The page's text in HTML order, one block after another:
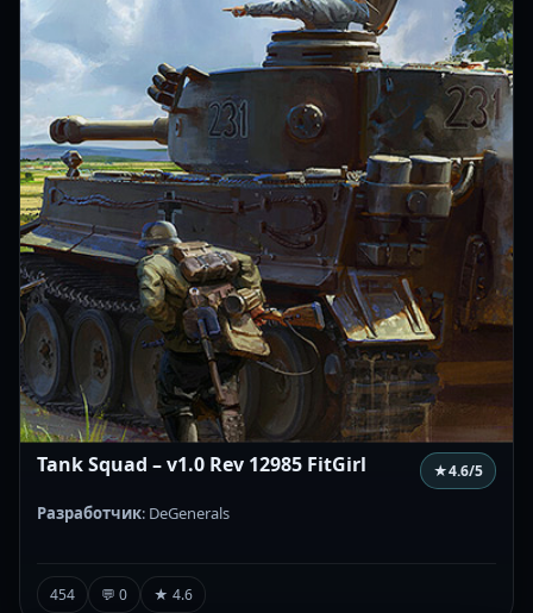
Tank Squad – v1.0 Rev 12985 FitGirl ★4.6/5
Разработчик: DeGenerals
454 💬 0 ★ 4.6